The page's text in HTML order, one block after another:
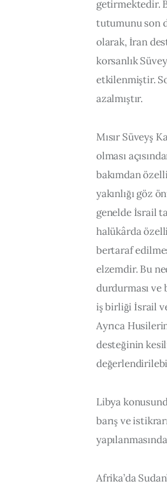
getirmektedir.
tutumunu son
olarak, İran
korsanlık
etkilenmiştir.
azalmıştır.
Mısır Süveyş
olması
bakımdan
yakınlığı göz
genelde İsrail
halükârda
bertaraf
elzemdir. Bu
durdurması ve
iş birliği İsrail
Ayrıca
desteğinin
Libya
barış ve
Afrika’da